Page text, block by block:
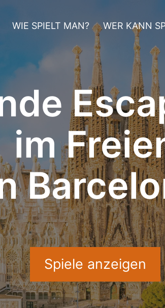
WIE SPIELT MAN? WER KANN
im
Spiele anzeigen